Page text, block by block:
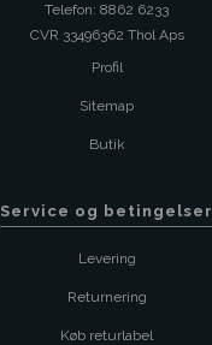
Telefon: 8862 6233
CVR 33496362 Thol Aps
Profil
Sitemap
Butik
Service og betingelser
Levering
Returnering
Køb returlabel